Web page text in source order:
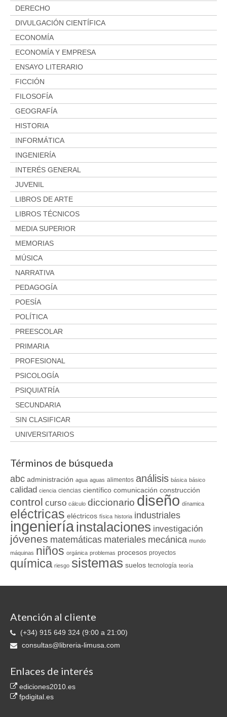
DERECHO
DIVULGACIÓN CIENTÍFICA
ECONOMÍA
ECONOMÍA Y EMPRESA
ENSAYO LITERARIO
FICCIÓN
FILOSOFÍA
GEOGRAFÍA
HISTORIA
INFORMÁTICA
INGENIERÍA
INTERÉS GENERAL
JUVENIL
LIBROS DE ARTE
LIBROS TÉCNICOS
MEDIA SUPERIOR
MEMORIAS
MÚSICA
NARRATIVA
PEDAGOGÍA
POESÍA
POLÍTICA
PREESCOLAR
PRIMARIA
PROFESIONAL
PSICOLOGÍA
PSIQUIATRÍA
SECUNDARIA
SIN CLASIFICAR
UNIVERSITARIOS
Términos de búsqueda
abc administración agua aguas alimentos análisis básica básico
calidad ciencia ciencias científico comunicación construcción
control curso cálculo diccionario diseño dínamica
eléctricas eléctricos física historia industriales
ingeniería instalaciones investigación
jóvenes matemáticas materiales mecánica mundo
máquinas niños orgánica problemas procesos proyectos
química riesgo sistemas suelos tecnología teoría
Atención al cliente
(+34) 915 649 324 (9:00 a 21:00)
consultas@libreria-limusa.com
Enlaces de interés
ediciones2010.es
fpdigital.es